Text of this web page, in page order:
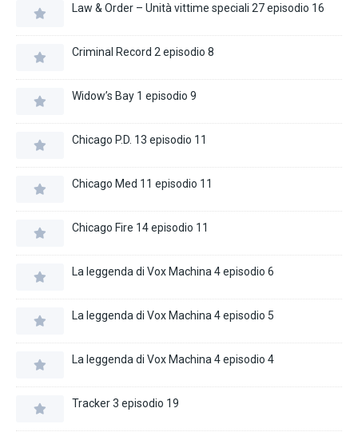
Law & Order – Unità vittime speciali 27 episodio 16
Criminal Record 2 episodio 8
Widow’s Bay 1 episodio 9
Chicago P.D. 13 episodio 11
Chicago Med 11 episodio 11
Chicago Fire 14 episodio 11
La leggenda di Vox Machina 4 episodio 6
La leggenda di Vox Machina 4 episodio 5
La leggenda di Vox Machina 4 episodio 4
Tracker 3 episodio 19